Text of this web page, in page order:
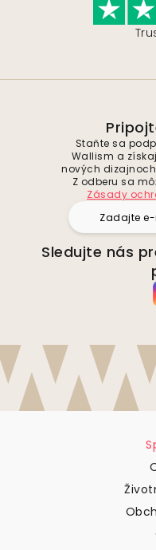
Staňte sa
Wallism a
nových
Z odberu sa
Zásady
Sledujte nás